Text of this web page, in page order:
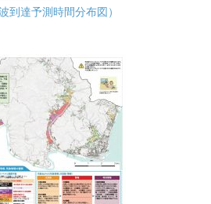
到達予測時間分布図）